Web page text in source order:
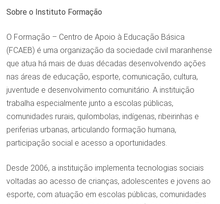
Sobre o Instituto Formação
O Formação – Centro de Apoio à Educação Básica
(FCAEB) é uma organização da sociedade civil maranhense
que atua há mais de duas décadas desenvolvendo ações
nas áreas de educação, esporte, comunicação, cultura,
juventude e desenvolvimento comunitário. A instituição
trabalha especialmente junto a escolas públicas,
comunidades rurais, quilombolas, indígenas, ribeirinhas e
periferias urbanas, articulando formação humana,
participação social e acesso a oportunidades.
Desde 2006, a instituição implementa tecnologias sociais
voltadas ao acesso de crianças, adolescentes e jovens ao
esporte, com atuação em escolas públicas, comunidades